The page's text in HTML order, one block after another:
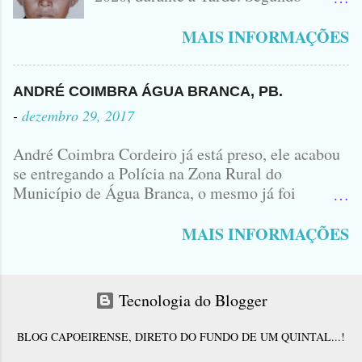
PODEM OBSERVAR QUE TODAS...
Bairro Jardim Karlota, aqui em
98356406 - Se você souber de alguma
Informação, favor avisar através deste
Luciana, ela tá Desesperada.
MAIS INFORMAÇÕES
ANDRÉ COIMBRA ÁGUA BRANCA, PB.
- dezembro 29, 2017
André Coimbra Cordeiro já está preso, ele acabou
se entregando a Polícia na Zona Rural do
Município de Água Branca, o mesmo já foi
cedo, tinha surgido a informação que, o acusado,
qual seria a Delegacia... Com uma Bíblia na mão,
André seguiu direto para o Município de Patos...
No último sábado André matou o jovem Allison
Ferraz e juntamente com Antônio Corró desovou
MAIS INFORMAÇÕES
Tecnologia do Blogger
BLOG CAPOEIRENSE, DIRETO DO FUNDO DE UM QUINTAL...!